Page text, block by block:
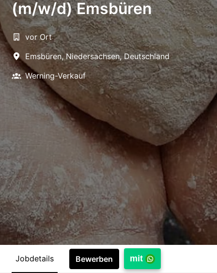
(m/w/d) Emsbüren
vor Ort
Emsbüren, Niedersachsen, Deutschland
Werning-Verkauf
Jobdetails Bewerben mit